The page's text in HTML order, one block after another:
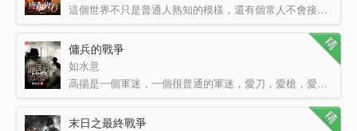
這個世界不只是普通人熟知的模樣，還有個常人不會接觸的地下世界。 政府特工在暗中處理麻煩，財閥雇養的殺…
傭兵的戰爭
如水意
高揚是一個軍迷，一個很普通的軍迷，愛刀，愛槍，愛冒險。 只是為了能玩到真槍而已，高揚跑去了非洲，…
末日之最終戰爭